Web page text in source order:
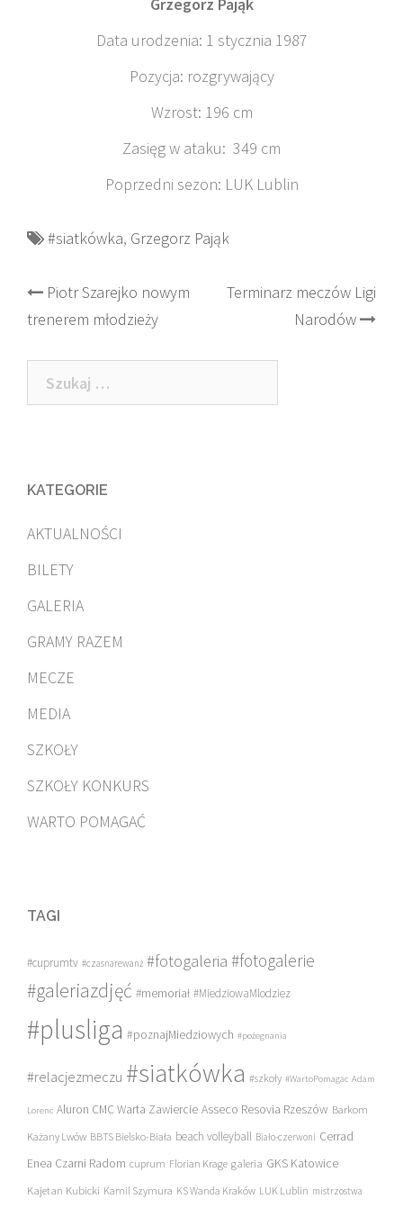
Grzegorz Pająk
Data urodzenia: 1 stycznia 1987
Pozycja: rozgrywający
Wzrost: 196 cm
Zasięg w ataku: 349 cm
Poprzedni sezon: LUK Lublin
#siatkówka, Grzegorz Pająk
Post
navigation
Piotr Szarejko nowym
trenerem młodzieży
Terminarz meczów Ligi
Narodów
Szukaj:
KATEGORIE
AKTUALNOŚCI
BILETY
GALERIA
GRAMY RAZEM
MECZE
MEDIA
SZKOŁY
SZKOŁY KONKURS
WARTO POMAGAĆ
TAGI
#cuprumtv #czasnarewanż #fotogaleria #fotogalerie
#galeriazdjęć #memoriał #MiedziowaMlodziez
#plusliga #poznajMiedziowych #pożegnania
#relacjezmeczu #siatkówka #szkoły #WartoPomagac Adam
Lorenc Aluron CMC Warta Zawiercie Asseco Resovia Rzeszów Barkom
Każany Lwów BBTS Bielsko-Biała beach volleyball Biało-czerwoni Cerrad
Enea Czarni Radom cuprum Florian Krage galeria GKS Katowice
Kajetan Kubicki Kamil Szymura KS Wanda Kraków LUK Lublin mistrzostwa